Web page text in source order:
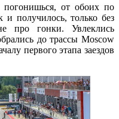
погонишься, от обоих по
получилось, только без
про гонки. Увлеклись
до трассы Moscow
первого этапа заездов